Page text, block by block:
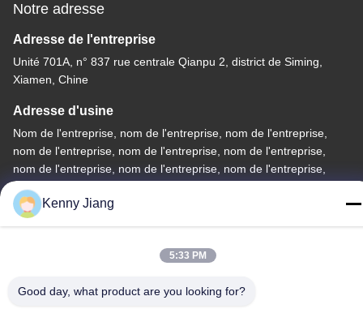
Notre adresse
Adresse de l'entreprise
Unité 701A, n° 837 rue centrale Qianpu 2, district de Siming,
Xiamen, Chine
Adresse d'usine
Nom de l'entreprise, nom de l'entreprise, nom de l'entreprise,
nom de l'entreprise, nom de l'entreprise, nom de l'entreprise,
nom de l'entreprise, nom de l'entreprise, nom de l'entreprise,
nom de l'entreprise, nom de l'entreprise, nom de l'entreprise,
nom
Kenny Jiang
5:33 PM
Good day, what product are you looking for?